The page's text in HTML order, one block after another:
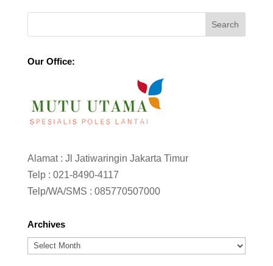
Our Office:
Alamat : Jl Jatiwaringin Jakarta Timur
Telp : 021-8490-4117
Telp/WA/SMS : 085770507000
Archives
Archives